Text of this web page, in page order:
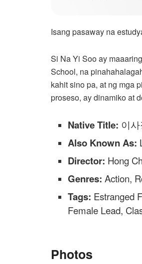
Isang pasaway na
Si Na Yi Soo ay
School, na
kahit sino pa, at ng mga
proseso, ay dinamiko at
Native Title: 이
Also Known As:
Director: Hong
Genres: Action,
Tags: Estranged
Female Lead,
Photos